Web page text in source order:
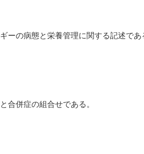
ーの病態と栄養管理に関する記述であ
合併症の組合せである。